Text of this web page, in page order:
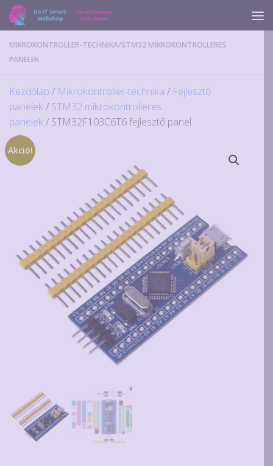
Skip to content
MIKROKONTROLLER-TECHNIKA/STM32 MIKROKONTROLLERES
PANELEK
Kezdőlap / Mikrokontroller-technika / Fejlesztő
panelek / STM32 mikrokontrolleres
panelek / STM32F103C6T6 fejlesztő panel
Akció!